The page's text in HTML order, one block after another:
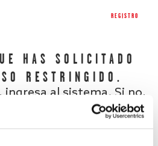
REGISTRO
HAS SOLICITADO
RESTRINGIDO.
ingresa al sistema. Si no,